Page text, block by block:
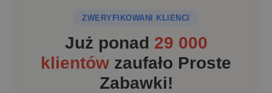
ZWERYFIKOWANI KLIENCI
Już ponad 29 000
klientów zaufało Proste
Zabawki!